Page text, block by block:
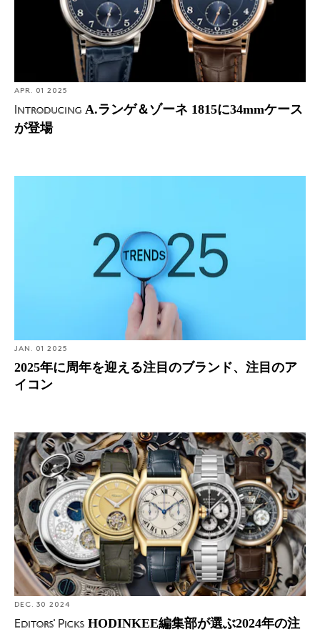
APR. 01 2025
Introducing A.ランゲ＆ゾーネ 1815に34mmケース
が登場
JAN. 01 2025
2025年に周年を迎える注目のブランド、注目のア
イコン
Editors' Picks: HODINKEE編集部が選ぶ2024年の注目すべ
きコンプリケーションウォッチ
DEC. 30 2024
Editors' Picks HODINKEE編集部が選ぶ2024年の注